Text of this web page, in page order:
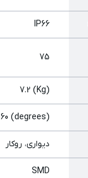
IP66
75
(Kg) 7.2
(degrees) 60
دیواری، روکار
SMD